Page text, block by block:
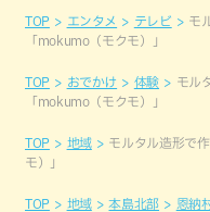
TOP エンタメ テレビ
モ
「mokumo（モクモ）」
TOP おでかけ 体験
モル
「mokumo（モクモ）」
TOP 地域
モルタル造形で
モ）」
TOP 地域 本島北部 恩納